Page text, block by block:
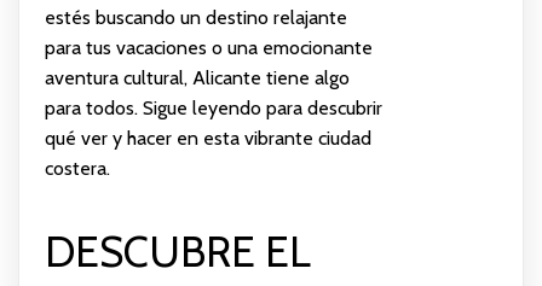
estés buscando un destino relajante
para tus vacaciones o una emocionante
aventura cultural, Alicante tiene algo
para todos. Sigue leyendo para descubrir
qué ver y hacer en esta vibrante ciudad
costera.
DESCUBRE EL